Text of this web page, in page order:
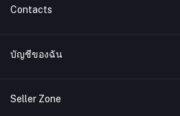
Contacts
ที่อยู่
โทรศัพท์
บัญชีของฉัน
เข้าสู่ระบบ
Seller Zone